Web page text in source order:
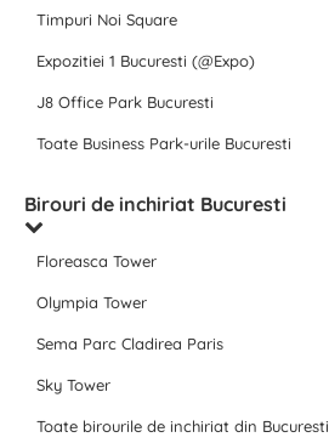
Timpuri Noi Square
Expozitiei 1 Bucuresti (@Expo)
J8 Office Park Bucuresti
Toate Business Park-urile Bucuresti
Birouri de inchiriat Bucuresti
Floreasca Tower
Olympia Tower
Sema Parc Cladirea Paris
Sky Tower
Toate birourile de inchiriat din Bucuresti